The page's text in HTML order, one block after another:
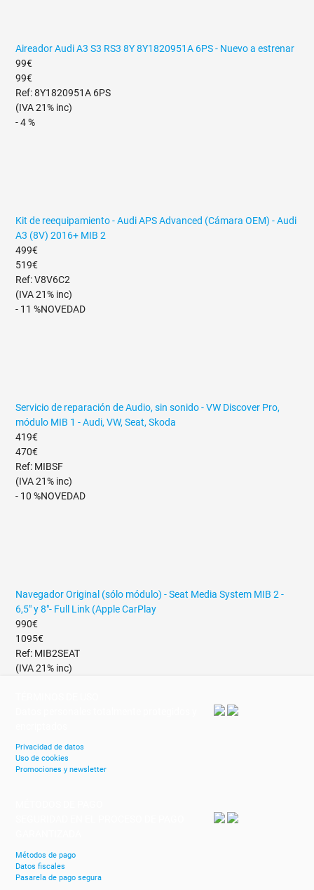
Aireador Audi A3 S3 RS3 8Y 8Y1820951A 6PS - Nuevo a estrenar
99€
99€
Ref: 8Y1820951A 6PS
(IVA 21% inc)
- 4 %
Kit de reequipamiento - Audi APS Advanced (Cámara OEM) - Audi
A3 (8V) 2016+ MIB 2
499€
519€
Ref: V8V6C2
(IVA 21% inc)
- 11 %NOVEDAD
Servicio de reparación de Audio, sin sonido - VW Discover Pro,
módulo MIB 1 - Audi, VW, Seat, Skoda
419€
470€
Ref: MIBSF
(IVA 21% inc)
- 10 %NOVEDAD
Navegador Original (sólo módulo) - Seat Media System MIB 2 -
6,5" y 8"- Full Link (Apple CarPlay
990€
1095€
Ref: MIB2SEAT
(IVA 21% inc)
Privacidad de datos
Uso de cookies
Promociones y newsletter
Métodos de pago
Datos fiscales
Pasarela de pago segura